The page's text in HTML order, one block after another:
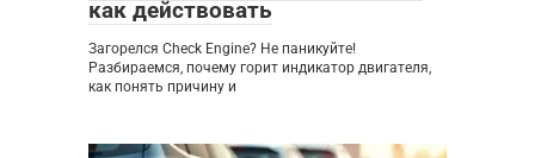
как действовать
Загорелся Check Engine? Не паникуйте!
Разбираемся, почему горит индикатор двигателя,
как понять причину и